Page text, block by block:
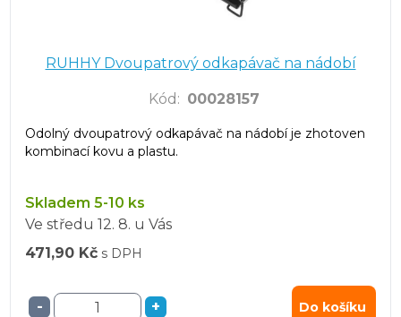
RUHHY Dvoupatrový odkapávač na nádobí
Kód : 00028157
Odolný dvoupatrový odkapávač na nádobí je zhotoven
kombinací kovu a plastu.
Skladem 5-10 ks
Ve středu 12. 8. u Vás
471,90 Kč s DPH
- + Do košíku